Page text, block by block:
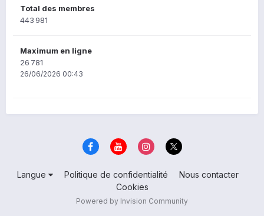
Total des membres
443 981
Maximum en ligne
26 781
26/06/2026 00:43
Langue Politique de confidentialité
Nous contacter
Cookies
Powered by Invision Community